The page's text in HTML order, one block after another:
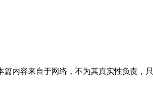
内容来自于网络，不为其真实性负责，